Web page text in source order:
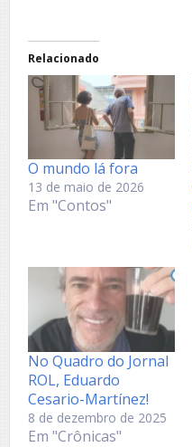
Relacionado
O mundo lá fora
13 de maio de 2026
Em "Contos"
No Quadro do Jornal
ROL, Eduardo
Cesario-Martínez!
8 de dezembro de 2025
Em "Crônicas"